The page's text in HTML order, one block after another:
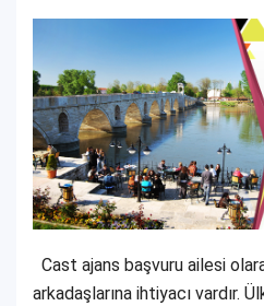
Cast ajans başvuru ailesi
arkadaşlarına ihtiyacı vardır.